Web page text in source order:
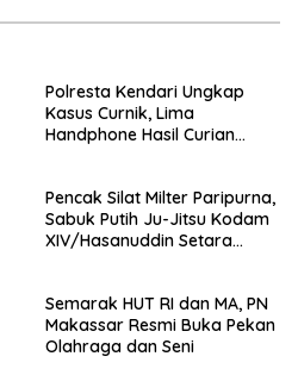
Polresta Kendari Ungkap
Kasus Curnik, Lima
Handphone Hasil Curian
Pencak Silat Milter Paripurna,
Sabuk Putih Ju-Jitsu Kodam
XIV/Hasanuddin Setara
Semarak HUT RI dan MA, PN
Makassar Resmi Buka Pekan
Olahraga dan Seni